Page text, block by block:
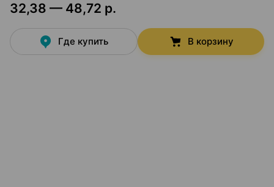
32,38 — 48,72 р.
Где купить В корзину